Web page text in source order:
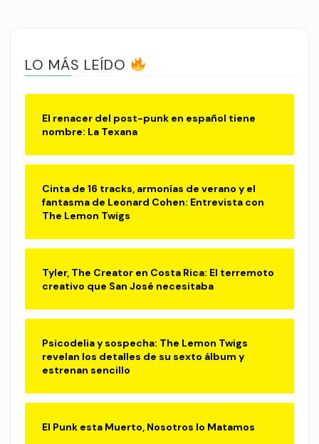
LO MÁS LEÍDO
El renacer del post-punk en español tiene
nombre: La Texana
Cinta de 16 tracks, armonías de verano y el
fantasma de Leonard Cohen: Entrevista con
The Lemon Twigs
Tyler, The Creator en Costa Rica: El terremoto
creativo que San José necesitaba
Psicodelia y sospecha: The Lemon Twigs
revelan los detalles de su sexto álbum y
estrenan sencillo
El Punk esta Muerto, Nosotros lo Matamos